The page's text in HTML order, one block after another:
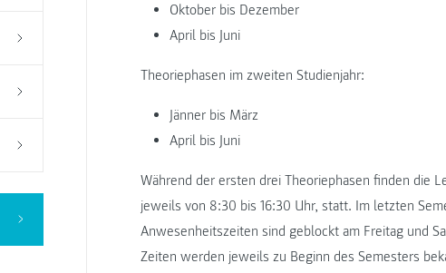
Oktober bis Dezember
April bis Juni
Theoriephasen im zweiten Studienjahr:
Jänner bis März
April bis Juni
Während der ersten drei Theoriephasen finden die
jeweils von 8:30 bis 16:30 Uhr, statt. Im letzten
Anwesenheitszeiten sind geblockt am Freitag und
Zeiten werden jeweils zu Beginn des Semesters